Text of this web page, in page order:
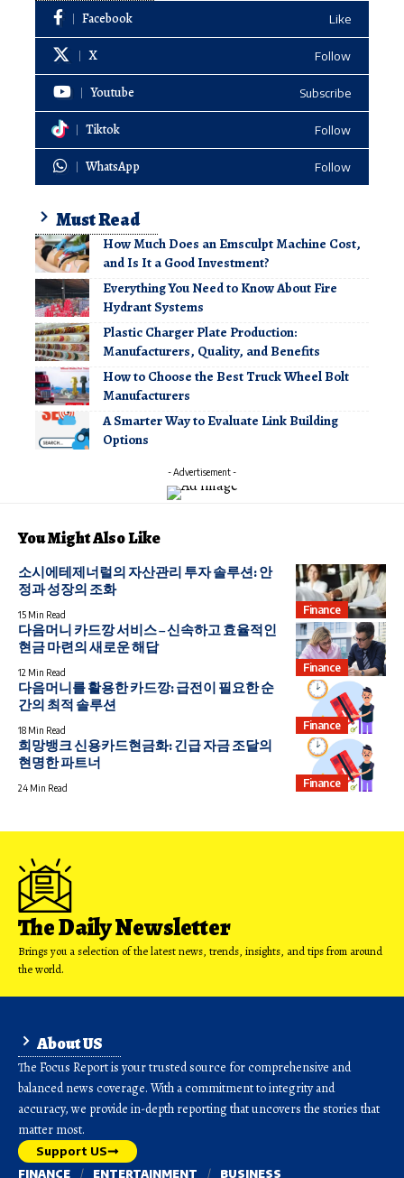
Facebook Like
X Follow
Youtube Subscribe
Tiktok Follow
WhatsApp Follow
Must Read
How Much Does an Emsculpt Machine Cost,
and Is It a Good Investment?
Everything You Need to Know About Fire
Hydrant Systems
Plastic Charger Plate Production:
Manufacturers, Quality, and Benefits
How to Choose the Best Truck Wheel Bolt
Manufacturers
A Smarter Way to Evaluate Link Building
Options
- Advertisement -
You Might Also Like
Finance
소시에테제너럴의 자산관리 투자 솔루션: 안
정과 성장의 조화
15 Min Read
Finance
다음머니 카드깡 서비스 – 신속하고 효율적인
현금 마련의 새로운 해답
12 Min Read
Finance
다음머니를 활용한 카드깡: 급전이 필요한 순
간의 최적 솔루션
18 Min Read
Finance
희망뱅크 신용카드현금화: 긴급 자금 조달의
현명한 파트너
24 Min Read
The Daily Newsletter
Brings you a selection of the latest news, trends, insights, and tips from around
the world.
About US
The Focus Report is your trusted source for comprehensive and
balanced news coverage. With a commitment to integrity and
accuracy, we provide in-depth reporting that uncovers the stories that
matter most.
Support US
FINANCE ENTERTAINMENT BUSINESS